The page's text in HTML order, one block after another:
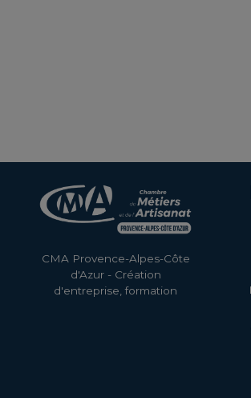
CMA Provence-Alpes-Côte
d'Azur - Création
d'entreprise, formation